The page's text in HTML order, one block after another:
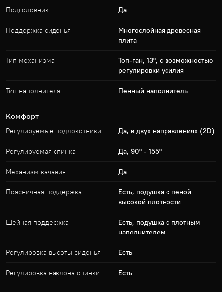
Подголовник Да
Поддержка сиденья
Многослойная древесная
плита
Тип механизма
Топ-ган, 13°, с возможностью
регулировки усилия
Тип наполнителя Пенный наполнитель
Комфорт
Регулируемые подлокотники Да, в двух направлениях (2D)
Регулируемая спинка Да, 90° - 155°
Механизм качания Да
Поясничная поддержка
Есть, подушка с пеной
высокой плотности
Шейная поддержка
Есть, подушка с плотным
наполнителем
Регулировка высоты сиденья Есть
Регулировка наклона спинки Есть